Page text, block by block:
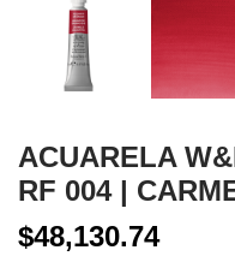
ACUARELA
RF 004 |
$48,130.74